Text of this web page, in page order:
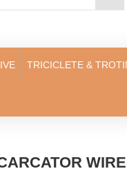
TRICICLETE &